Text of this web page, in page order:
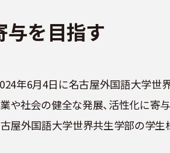
与を目指す
年6月4日に名古屋外国語大学世
や社会の健全な発展、活性化に寄
屋外国語大学世界共生学部の学